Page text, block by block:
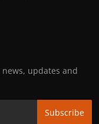
updates and
Subscribe